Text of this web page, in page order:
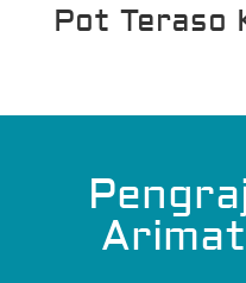
Pot Teraso